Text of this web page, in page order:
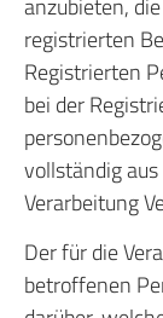
anzubieten,
registrierten
Registrierten
bei der
vollständig
Verarbeitung
Der für die
betroffenen